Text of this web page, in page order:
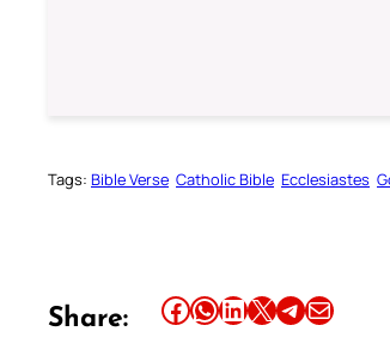
Tags: Bible Verse Catholic Bible Ecclesiastes
Share: Share this article on Facebook Share this article on WhatsApp Share this article on LinkedIn Share this article on X Share this article on TelegramEmail this Article